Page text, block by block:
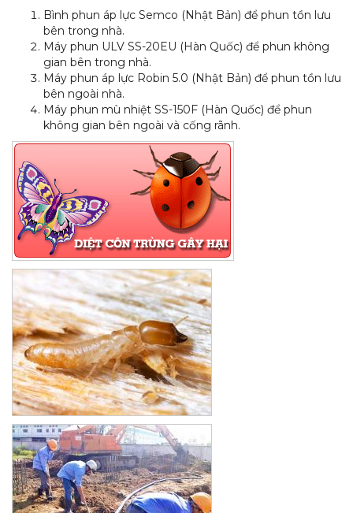
Bình phun áp lực Semco (Nhật Bản) để phun tồn lưu
bên trong nhà.
Máy phun ULV SS-20EU (Hàn Quốc) để phun không
gian bên trong nhà.
Máy phun áp lực Robin 5.0 (Nhật Bản) để phun tồn lưu
bên ngoài nhà.
Máy phun mù nhiệt SS-150F (Hàn Quốc) để phun
không gian bên ngoài và cống rãnh.